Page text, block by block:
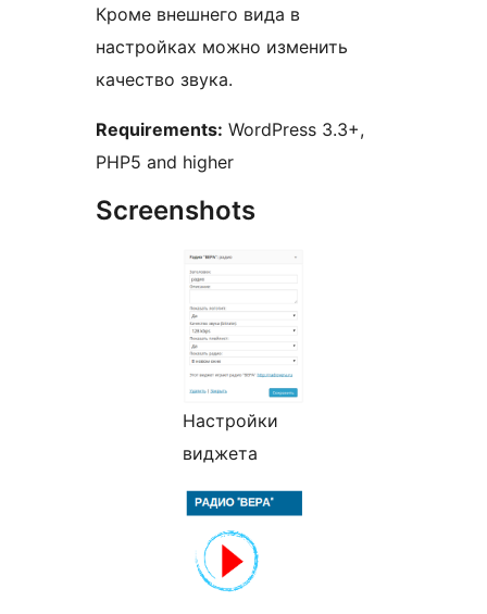
Кроме внешнего вида в
настройках можно изменить
качество звука.
Requirements: WordPress 3.3+,
PHP5 and higher
Screenshots
Настройки
виджета